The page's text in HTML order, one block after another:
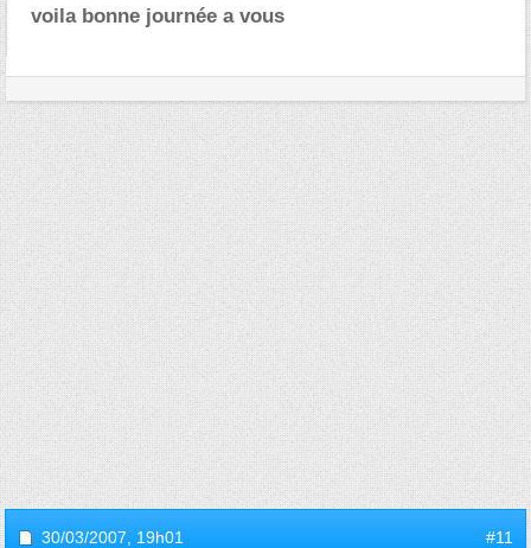
voila bonne journée a vous
30/03/2007, 19h01 #11